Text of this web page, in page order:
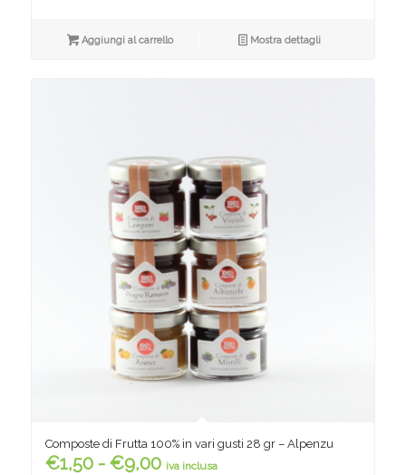
Aggiungi al carrello Mostra dettagli
Composte di Frutta 100% in vari gusti 28 gr – Alpenzu
€1,50 - €9,00Fascia
iva inclusa